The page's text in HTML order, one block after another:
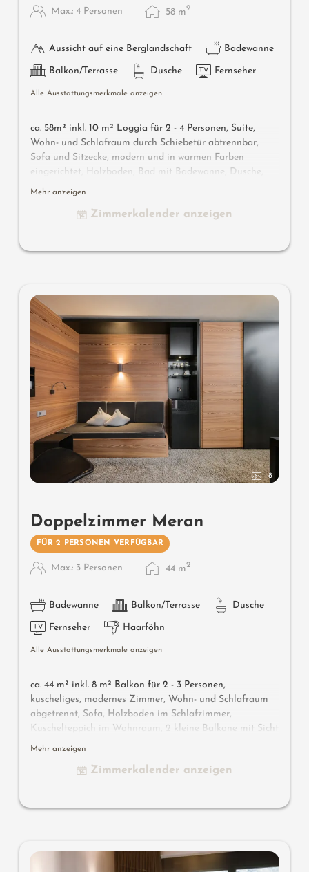
Max.: 4 Personen 58 m2
Aussicht auf eine Berglandschaft Badewanne
Balkon/Terrasse Dusche Fernseher
Alle Ausstattungsmerkmale anzeigen
ca. 58m² inkl. 10 m² Loggia für 2 - 4 Personen, Suite,
Wohn- und Schlafraum durch Schiebetür abtrennbar,
Sofa und Sitzecke, modern und in warmen Farben
eingerichtet, Holzboden, Bad mit Badewanne, Dusche,
Bidet, separates WC, Flat-TV, gratis W-Lan, Minibar,
Wissenswertes: Klimaanlage und Boxspringmatratzen
Mehr anzeigen
Zimmerkalender anzeigen
8
Doppelzimmer Meran
FÜR 2 PERSONEN VERFÜGBAR
Max.: 3 Personen 44 m2
Badewanne Balkon/Terrasse Dusche
Fernseher Haarföhn
Alle Ausstattungsmerkmale anzeigen
ca. 44 m² inkl. 8 m² Balkon für 2 - 3 Personen,
kuscheliges, modernes Zimmer, Wohn- und Schlafraum
abgetrennt, Sofa, Holzboden im Schlafzimmer,
Kuschelteppich im Wohnraum, 2 kleine Balkone mit Sicht
in das Meraner Land, Bad mit Badewanne, Dusche,
Safe, Garage - keine Haustiere erlaubt
Mehr anzeigen
Zimmerkalender anzeigen